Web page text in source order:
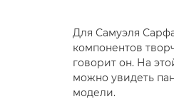
Для Самуэля
компонентов
говорит он. На
можно увидеть
модели.